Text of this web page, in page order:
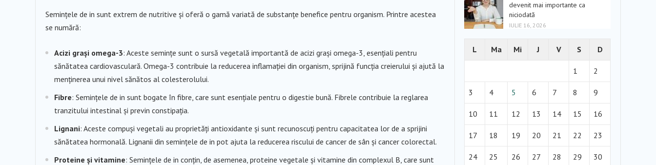
Semințele de in sunt extrem de nutritive și oferă o gamă variată de substanțe benefice pentru organism. Printre acestea
se numără:
Acizi grași omega-3: Aceste semințe sunt o sursă vegetală importantă de acizi grași omega-3, esențiali pentru
sănătatea cardiovasculară. Omega-3 contribuie la reducerea inflamației din organism, sprijină funcția creierului și ajută la
menținerea unui nivel sănătos al colesterolului.
Fibre: Semințele de in sunt bogate în fibre, care sunt esențiale pentru o digestie bună. Fibrele contribuie la reglarea
tranzitului intestinal și previn constipația.
Lignani: Aceste compuși vegetali au proprietăți antioxidante și sunt recunoscuți pentru capacitatea lor de a sprijini
sănătatea hormonală. Lignanii din semințele de in pot ajuta la reducerea riscului de cancer de sân și cancer colorectal.
Proteine și vitamine: Semințele de in conțin, de asemenea, proteine vegetale și vitamine din complexul B, care sunt
devenit mai importante ca
niciodată
IULIE 16, 2026
L Ma Mi J V S D
1 2
3 4 5 6 7 8 9
10 11 12 13 14 15 16
17 18 19 20 21 22 23
24 25 26 27 28 29 30